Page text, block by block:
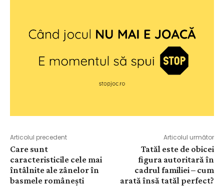
Articolul precedent
Care sunt
caracteristicile cele mai
întâlnite ale zânelor în
basmele românești
Articolul următor
Tatăl este de obicei
figura autoritară în
cadrul familiei – cum
arată însă tatăl perfect?